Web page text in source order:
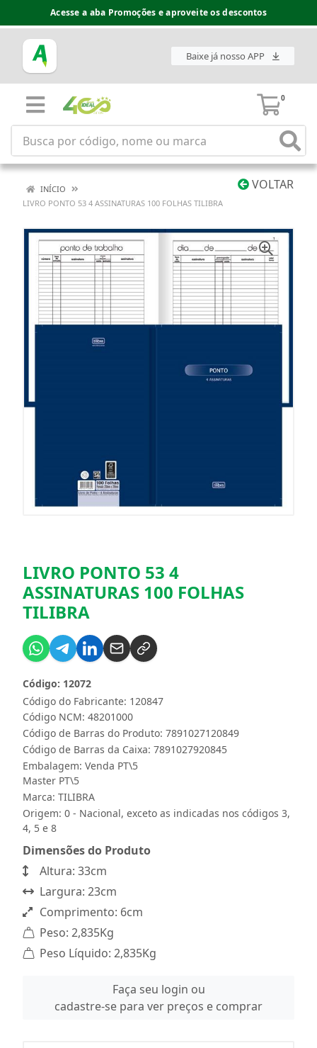
Acesse a aba Promoções e aproveite os descontos
Baixe já nosso APP
0
VOLTAR
INÍCIO
LIVRO PONTO 53 4 ASSINATURAS 100 FOLHAS TILIBRA
LIVRO PONTO 53 4
ASSINATURAS 100 FOLHAS
TILIBRA
Código do Fabricante: 120847
Código: 12072
Código NCM: 48201000
Código de Barras do Produto: 7891027120849
Código de Barras da Caixa: 7891027920845
Embalagem: Venda PT\5
Master PT\5
Marca: TILIBRA
Origem: 0 - Nacional, exceto as indicadas nos códigos 3,
4, 5 e 8
Dimensões do Produto
Altura: 33cm
Largura: 23cm
Comprimento: 6cm
Peso: 2,835Kg
Peso Líquido: 2,835Kg
Faça seu login ou
cadastre-se para ver preços e comprar